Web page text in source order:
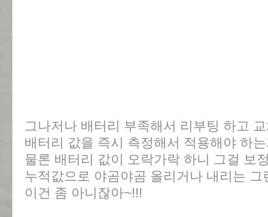
그나저나 배터리 부족해서 리부팅 하고
배터리 값을 즉시 측정해서 적용해야 하
물론 배터리 값이 오락가락 하니 그걸 보
누적값으로 야곰야곰 올리거나 내리는 그
이건 좀 아니잖아~!!!